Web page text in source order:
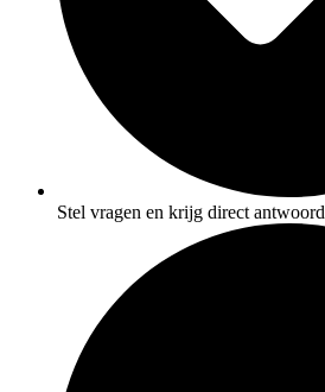
Stel vragen en krijg direct antwoord